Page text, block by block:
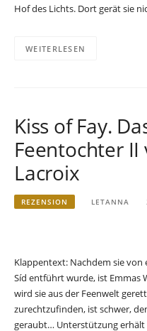
Hof des Lichts. Dort gerät sie
WEITERLESEN
Kiss of Fay.
Feentochter
Lacroix
REZENSION LETANNA
Klappentext: Nachdem sie von
Síd entführt wurde, ist Emmas
wird sie aus der Feenwelt
zurechtzufinden, ist schwer,
geraubt… Unterstützung erhält